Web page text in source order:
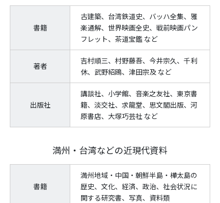
書籍
古建築、台湾鉄道史、バッハ全集、雅
楽通解、世界映画全史、戦前映画パン
フレット、茶道宝鑑 など
著者
吉村順三、村野藤吾、今井宗久、千利
休、武野紹鴎、津田宗及 など
出版社
講談社、小学館、音楽之友社、東京書
籍、淡交社、求龍堂、思文閣出版、河
原書店、大塚巧芸社 など
満州・台湾などの近現代資料
書籍
満州地域・中国・朝鮮半島・樺太島の
歴史、文化、経済、政治、社会状況に
関する研究書、写真、資料類